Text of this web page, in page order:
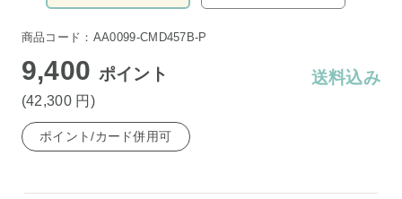
商品コード：AA0099-CMD457B-P
9,400 ポイント
(42,300 円 )
送料込み
ポイント/カード併用可